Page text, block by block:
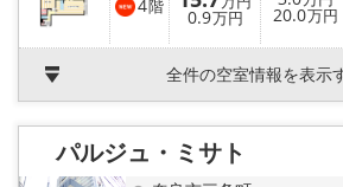
4階 0.9万円 20.0万円
全件の空室情報を表示
パルジュ・ミサト